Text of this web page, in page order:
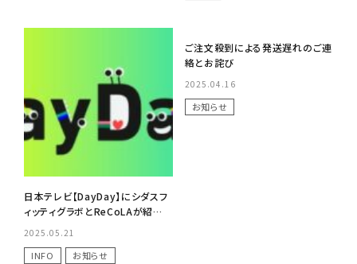
日本テレビ【DayDay】にシダスフ
ィッティグラボとReCoLAが紹介
2025.05.21
INFO お知らせ
ご注文殺到による発送遅れのご連
絡とお詫び
2025.04.16
お知らせ